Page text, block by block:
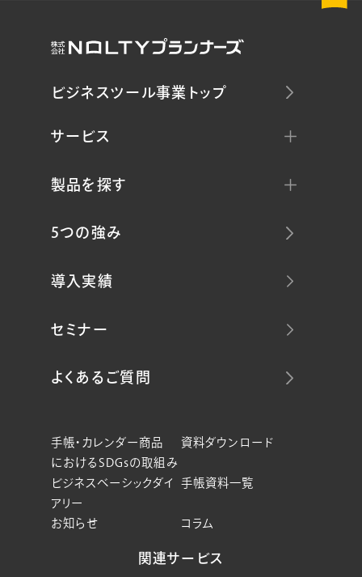
ビジネスツール事業トップ
サービス
製品を探す
5つの強み
導入実績
セミナー
よくあるご質問
手帳・カレンダー商品
におけるSDGsの取組み
資料ダウンロード
ビジネスベーシックダイ
アリー
手帳資料一覧
お知らせ コラム
関連サービス